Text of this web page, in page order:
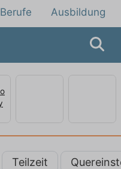
Berufe Ausbildung
Teilzeit